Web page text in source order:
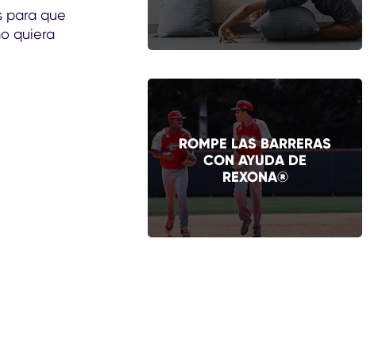
para que
quiera
ROMPE LAS BARRERAS
CON AYUDA DE
REXONA®